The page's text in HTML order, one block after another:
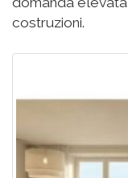
costruzioni.